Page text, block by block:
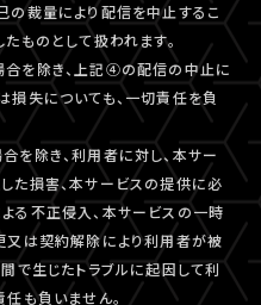
裁量により配信を中止するこ
ものとして扱われます。
を除き、上記④の配信の中止に
失についても、一切責任を負
除き、利用者に対し、本サー
た損害、本サービスの提供に必
る不正侵入、本サービスの一時
又は契約解除により利用者が被
で生じたトラブルに起因して利
も負いません。